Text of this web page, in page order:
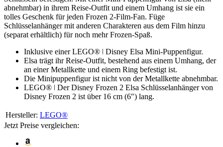
abnehmbar) in ihrem Reise-Outfit und einem Umhang ist sie ein
tolles Geschenk für jeden Frozen 2-Film-Fan. Füge
Schlüsselanhänger mit anderen Charakteren aus dem Film hinzu
(separat erhältlich) für noch mehr Frozen-Spaß.
Inklusive einer LEGO® ǀ Disney Elsa Mini-Puppenfigur.
Elsa trägt ihr Reise-Outfit, bestehend aus einem Umhang, der
an einer Metallkette und einem Ring befestigt ist.
Die Minipuppenfigur ist nicht von der Metallkette abnehmbar.
LEGO® ǀ Der Disney Frozen 2 Elsa Schlüsselanhänger von
Disney Frozen 2 ist über 16 cm (6") lang.
Hersteller: LEGO®
Jetzt Preise vergleichen: